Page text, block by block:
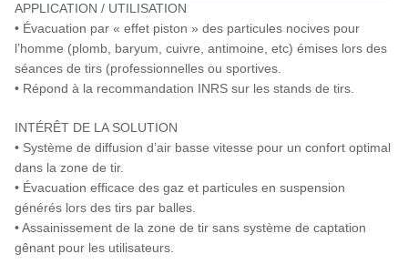
APPLICATION / UTILISATION
• Évacuation par « effet piston » des particules nocives pour
l’homme (plomb, baryum, cuivre, antimoine, etc) émises lors des
séances de tirs (professionnelles ou sportives.
• Répond à la recommandation INRS sur les stands de tirs.
INTÉRÊT DE LA SOLUTION
• Système de diffusion d’air basse vitesse pour un confort optimal
dans la zone de tir.
• Évacuation efficace des gaz et particules en suspension
générés lors des tirs par balles.
• Assainissement de la zone de tir sans système de captation
gênant pour les utilisateurs.